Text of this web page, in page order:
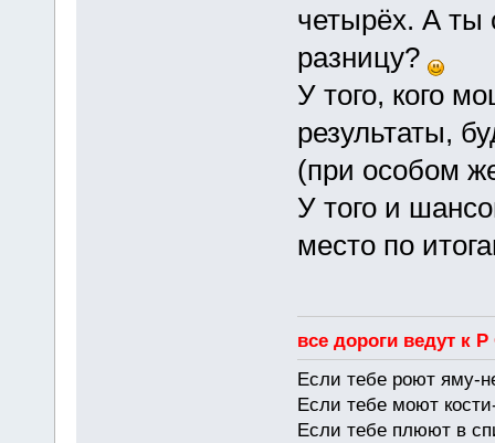
четырёх. А ты
разницу?
У того, кого
результаты,
(при особом
У того и
место по
все дороги ведут к
Если тебе роют яму-
Если тебе моют
Если тебе плюют в